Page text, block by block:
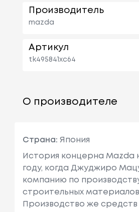
Производитель
mazda
Артикул
tk495841xc64
О производителе
Страна: Япония
История концерна Mazda
году, когда Джуджиро
компанию по
строительных
Производство же средств